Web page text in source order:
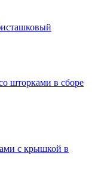
шторками в сборе
с крышкой в